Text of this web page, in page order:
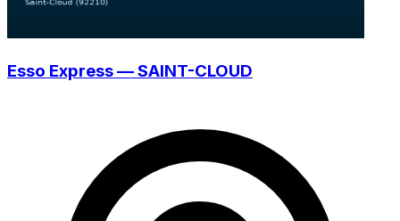
Esso Express — SAINT-CLOUD